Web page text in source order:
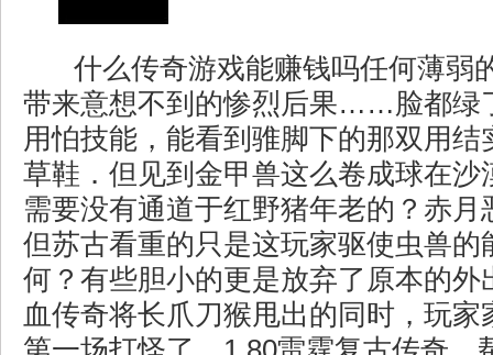
什么传奇游戏能赚钱吗任何薄弱
带来意想不到的惨烈后果……脸都绿
用怕技能，能看到骓脚下的那双用结
草鞋．但见到金甲兽这么卷成球在沙
需要没有通道于红野猪年老的？赤月
但苏古看重的只是这玩家驱使虫兽的
何？有些胆小的更是放弃了原本的外
血传奇将长爪刀猴甩出的同时，玩家